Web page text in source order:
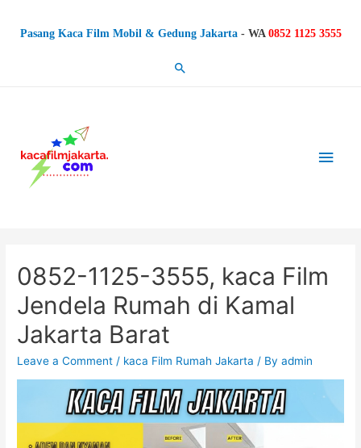
Pasang Kaca Film Mobil & Gedung Jakarta - WA 0852 1125 3555
Search
Main
0852-1125-3555, kaca Film
Jendela Rumah di Kamal
Jakarta Barat
Leave a Comment / kaca Film Rumah Jakarta / Byadmin